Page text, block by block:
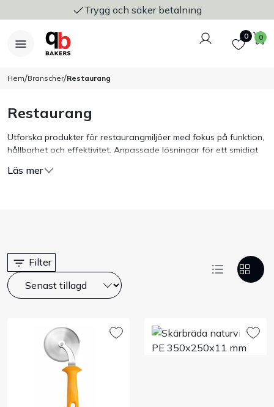
Trygg och säker betalning
Logga in
Favoriter
0 0
Nyheter
Bakers Pureline
Utensilier
Råvaruhantering & lagring
Maskiner & apparater
Exponering & servering
Hem/Branscher/Restaurang
Restaurang
Utforska produkter för restaurangmiljöer med fokus på funktion,
hållbarhet och effektivitet. Anpassade lösningar för ett smidigt
Läs mer
Filter